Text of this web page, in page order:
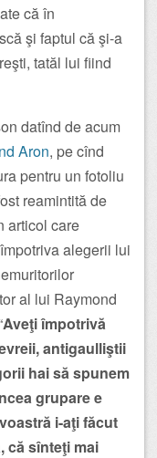
că în
şi faptul că şi-a
tatăl lui fiind
datînd de acum
Aron, pe cînd
pentru un fotoliu
reamintită de
articol care
alegerii lui
al lui Raymond
Aveţi împotrivă
antigaulliştii
hai să spunem
grupare e
i-aţi făcut
că sînteţi mai